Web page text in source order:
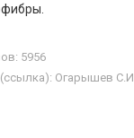
5956
Огарышев С.И.